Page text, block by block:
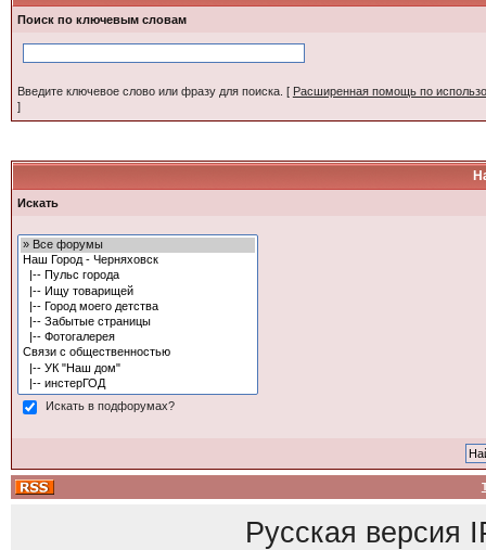
Поиск по ключевым словам
Введите ключевое слово или фразу для поиска. [ Расширенная помощь по
]
Искать
Искать в подфорумах?
Русская версия